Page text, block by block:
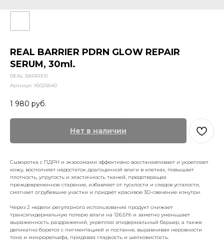
REAL BARRIER PDRN GLOW REPAIR
SERUM, 30ml.
REAL BARRIER
Артикул: X5025640
1 980 руб.
Нет в наличии
Cыворотка с ПДРН и экзосомами эффективно восстанавливает и укрепляет
кожу, восполняет недостаток драгоценной влаги в клетках, повышает
плотность, упругость и эластичность тканей, предотвращая
преждевременное старение, избавляет от тусклости и следов усталости,
смягчает огрубевшие участки и придаёт красивое 3D-свечение изнутри.
Через 2 недели регулярного использования продукт снижает
трансэпидермальную потерю влаги на 126.51% и заметно уменьшает
выраженность раздражений, укрепляя эпидермальный барьер, а также
деликатно борется с пигментацией и постакне, выравнивая неровности
тона и микрорельефа, придавая гладкость и шелковистость.